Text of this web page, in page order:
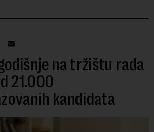
na tržištu rada
21.000
kandidata